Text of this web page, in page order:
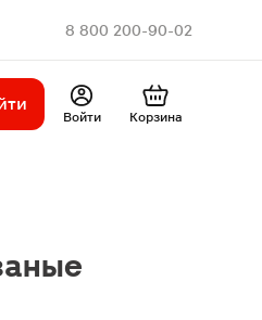
8 800 200-90-02
Войти Корзина